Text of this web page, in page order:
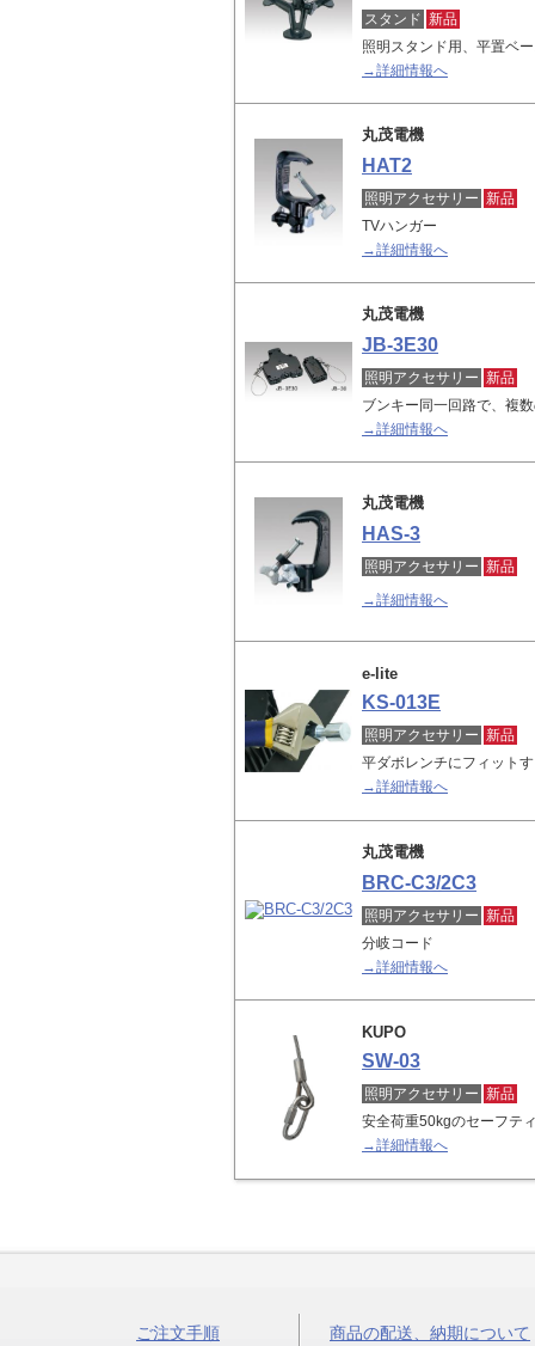
スタンド 新品
照明スタンド用、平置ベ
→詳細情報へ
丸茂電機
HAT2
照明アクセサリー 新品
TVハンガー
→詳細情報へ
丸茂電機
JB-3E30
照明アクセサリー 新品
ブンキー同一回路で、複
→詳細情報へ
丸茂電機
HAS-3
照明アクセサリー 新品
→詳細情報へ
e-lite
KS-013E
照明アクセサリー 新品
平ダボレンチにフィット
→詳細情報へ
丸茂電機
BRC-C3/2C3
照明アクセサリー 新品
分岐コード
→詳細情報へ
KUPO
SW-03
照明アクセサリー 新品
安全荷重50kgのセーフテ
→詳細情報へ
ご注文手順
商品の配送、納期について